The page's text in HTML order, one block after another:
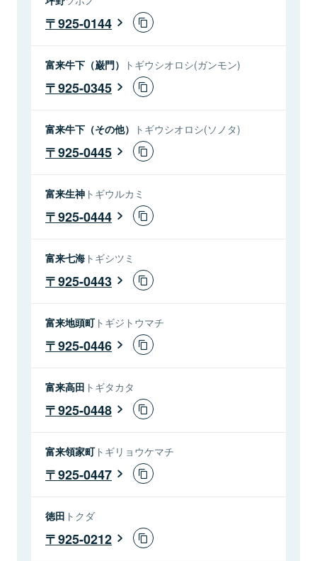
925-0144
富来牛下（巌門） トギウシオロシ(ガンモン)
925-0345
富来牛下（その他） トギウシオロシ(ソノタ)
925-0445
富来生神 トギウルカミ
925-0444
富来七海トギシツミ
925-0443
富来地頭町トギジトウマチ
925-0446
富来高田 トギタカタ
925-0448
富来領家町トギリョウケマチ
925-0447
徳田 トクダ
925-0212